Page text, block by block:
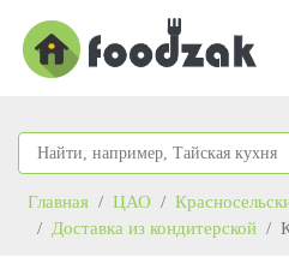
Главная ЦАО
Доставка из кондитерской